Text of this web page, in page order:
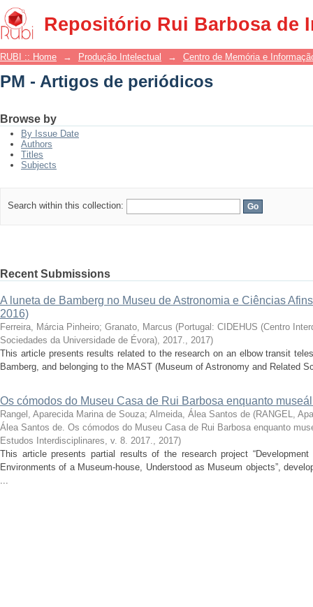
Repositório Rui Barbosa de
PM - Artigos de periódicos
RUBI :: Home → Produção Intelectual → Centro de Memória e
PM - Artigos de periódicos
Browse by
By Issue Date
Authors
Titles
Subjects
Search within this collection:
Recent Submissions
A luneta de Bamberg no Museu de Astronomia e Ciências
2016)
Ferreira, Márcia Pinheiro; Granato, Marcus (Portugal: CIDEHUS (Centro
Sociedades da Universidade de Évora), 2017., 2017)
This article presents results related to the research on an elbow transit
Bamberg, and belonging to the MAST (Museum of Astronomy and Related
Os cómodos do Museu Casa de Rui Barbosa enquanto
Rangel, Aparecida Marina de Souza; Almeida, Álea Santos de (RANGEL,
Álea Santos de. Os cómodos do Museu Casa de Rui Barbosa enquanto
Estudos Interdisciplinares, v. 8. 2017., 2017)
This article presents partial results of the research project
Environments of a Museum-house, Understood as Museum objects”,
...